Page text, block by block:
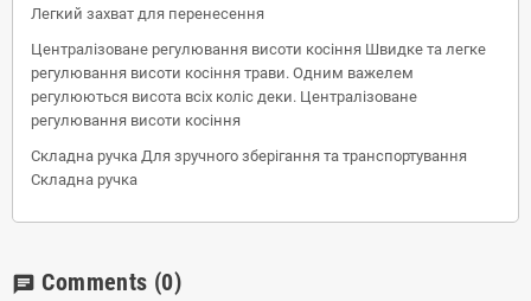
Легкий захват для перенесення
Централізоване регулювання висоти косіння Швидке та легке
регулювання висоти косіння трави. Одним важелем
регулюються висота всіх коліс деки. Централізоване
регулювання висоти косіння
Складна ручка Для зручного зберігання та транспортування
Складна ручка
chat Comments (0)